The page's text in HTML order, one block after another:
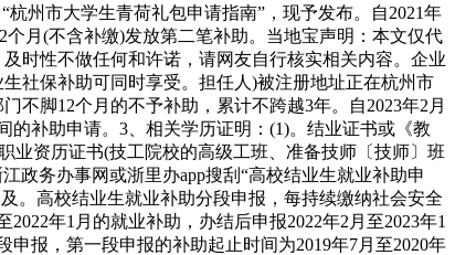
州市大学生青荷礼包申请指南”，现予发布。自2021年
月(不含补缴)发放第二笔补助。当地宝声明：本文仅代
时性不做任何和许诺，请网友自行核实相关内容。企业
社保补助可同时享受。担任人)被注册地址正在杭州市
不脚12个月的不予补助，累计不跨越3年。自2023年2月
补助申请。3、相关学历证明：(1)。结业证书或《教
业资历证书(技工院校的高级工班、准备技师〔技师〕班
政务办事网或浙里办app搜刮“高校结业生就业补助申
。高校结业生就业补助分段申报，每持续缴纳社会安全
年1月的就业补助，办结后申报2022年2月至2023年1
申报，第一段申报的补助起止时间为2019年7月至2020年